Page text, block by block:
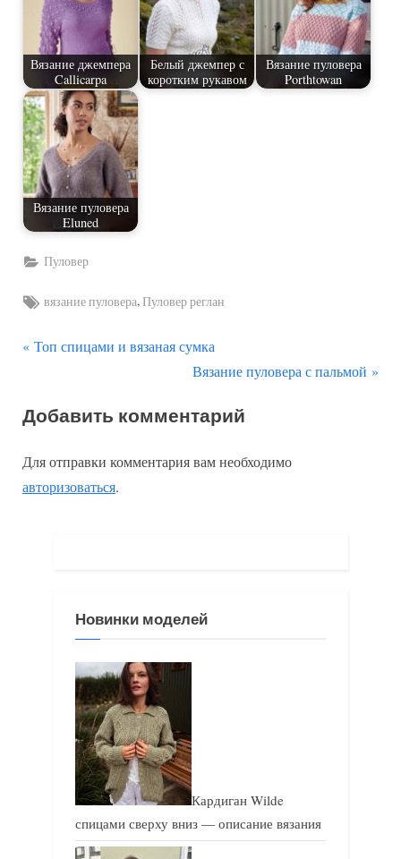
Вязание джемпера
Callicarpa
Белый джемпер с
коротким рукавом
Вязание пуловера
Porthtowan
Вязание пуловера
Eluned
Пуловер
Tags:
вязание пуловера,Пуловер реглан
Навигация
записям
П
д
д
у
Топ спицами и вязаная сумка
С
е
у
а
Вязание пуловера с пальмой
Добавить комментарий
Для отправки комментария вам необходимо
авторизоваться.
Новинки моделей
Кардиган Wilde
спицами сверху вниз — описание вязания